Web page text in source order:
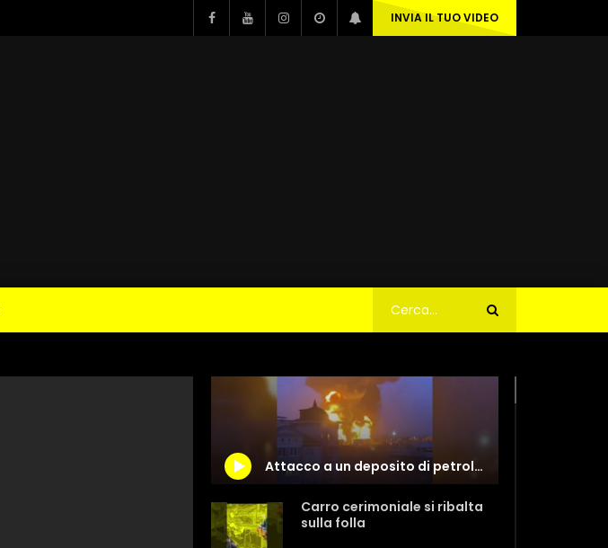
INVIA IL TUO VIDEO
Attacco a un deposito di petrolio in Russia: Mosca accusa Kiev
Carro cerimoniale si ribalta
sulla folla